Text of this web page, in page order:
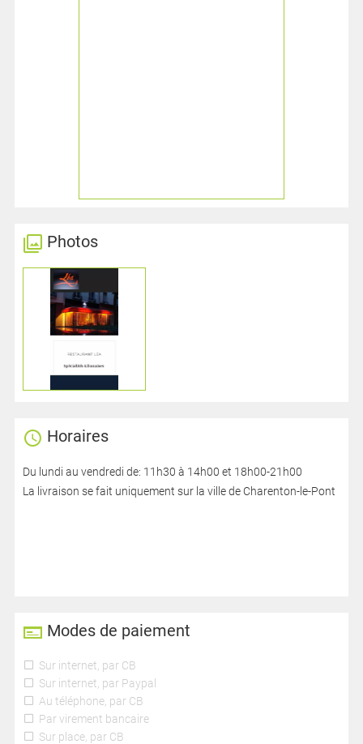
Horaires
Du lundi au vendredi de: 11h30 à 14h00 et 18h00-21h00
La livraison se fait uniquement sur la ville de Charenton-le-Pont
Modes de paiement
Sur internet, par CB
Sur internet, par Paypal
Au téléphone, par CB
Par virement bancaire
Sur place, par CB
Photos